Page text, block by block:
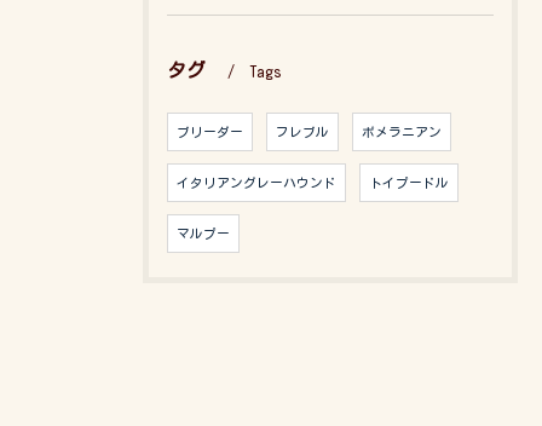
タグ Tags
ブリーダー フレブル ポメラニアン
イタリアングレーハウンド トイプードル
マルプー